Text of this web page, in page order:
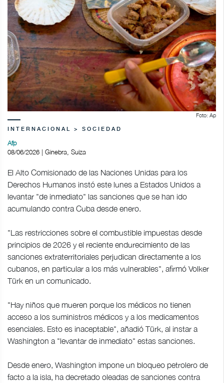
Foto: Ap
INTERNACIONAL > SOCIEDAD
Afp
08/06/2026 | Ginebra, Suiza
El Alto Comisionado de las Naciones Unidas para los
Derechos Humanos instó este lunes a Estados Unidos a
levantar "de inmediato" las sanciones que se han ido
acumulando contra Cuba desde enero.
"Las restricciones sobre el combustible impuestas desde
principios de 2026 y el reciente endurecimiento de las
sanciones extraterritoriales perjudican directamente a los
cubanos, en particular a los más vulnerables", afirmó Volker
Türk en un comunicado.
"Hay niños que mueren porque los médicos no tienen
acceso a los suministros médicos y a los medicamentos
esenciales. Esto es inaceptable", añadió Türk, al instar a
Washington a "levantar de inmediato" estas sanciones.
Desde enero, Washington impone un bloqueo petrolero de
facto a la isla, ha decretado oleadas de sanciones contra